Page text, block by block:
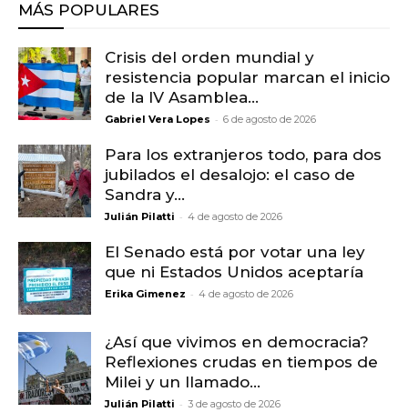
MÁS POPULARES
Crisis del orden mundial y
resistencia popular marcan el inicio
de la IV Asamblea...
Gabriel Vera Lopes - 6 de agosto de 2026
Para los extranjeros todo, para dos
jubilados el desalojo: el caso de
Sandra y...
Julián Pilatti - 4 de agosto de 2026
El Senado está por votar una ley
que ni Estados Unidos aceptaría
Erika Gimenez - 4 de agosto de 2026
¿Así que vivimos en democracia?
Reflexiones crudas en tiempos de
Milei y un llamado...
Julián Pilatti - 3 de agosto de 2026